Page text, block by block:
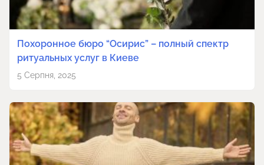
Похоронное бюро “Осирис” – полный спектр
ритуальных услуг в Киеве
5 Серпня, 2025